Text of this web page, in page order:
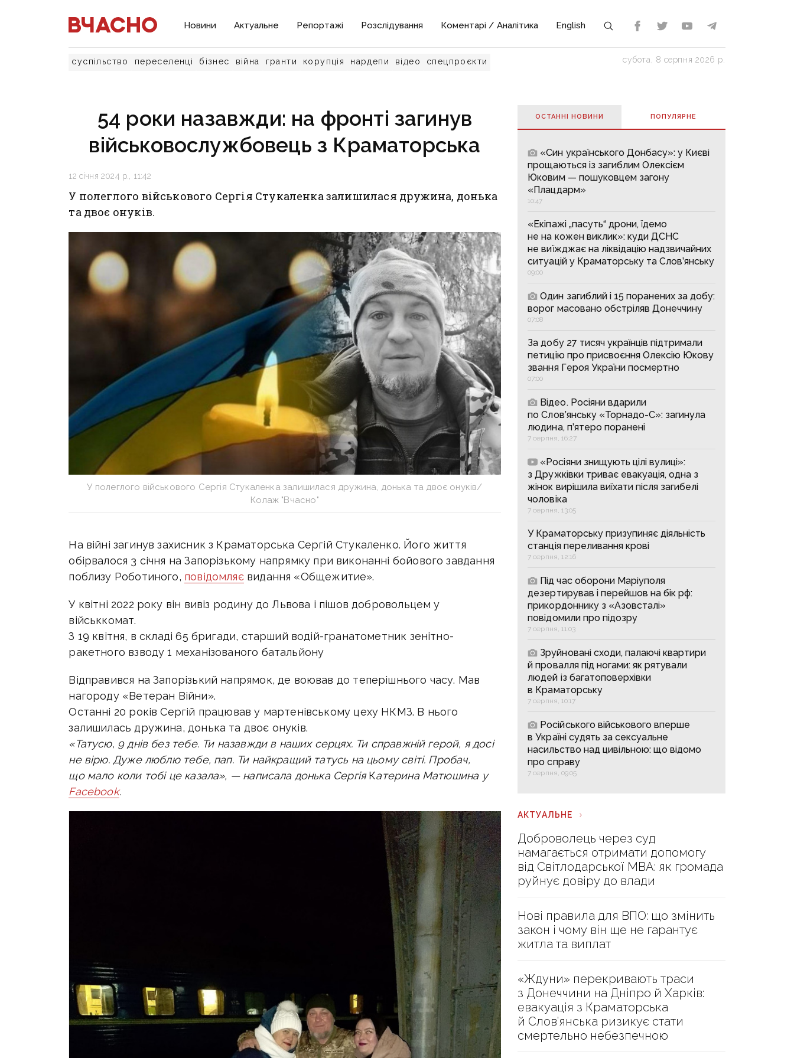
Новини Актуальне Репортажі Розслідування Коментарі / Аналітика English
суспільство переселенці бізнес війна гранти корупція нардепи відео спецпроєкти субота, 8 серпня 2026 р.
54 роки назавжди: на фронті загинув
військовослужбовець з Краматорська
12 січня 2024 р., 11:42
У полеглого військового Сергія Стукаленка залишилася дружина, донька
та двоє онуків.
У полеглого військового Сергія Стукаленка залишилася дружина, донька та двоє онуків/
Колаж "Вчасно"
На війні загинув захисник з Краматорська Сергій Стукаленко. Його життя
обірвалося 3 січня на Запорізькому напрямку при виконанні бойового завдання
поблизу Роботиного, повідомляєвидання «Общежитие».
У квітні 2022 року він вивіз родину до Львова і пішов добровольцем у
військкомат.
З 19 квітня, в складі 65 бригади, старший водій-гранатометник зенітно-
ракетного взводу 1 механізованого батальйону
Відправився на Запорізький напрямок, де воював до теперішнього часу. Мав
нагороду «Ветеран Війни».
Останні 20 років Сергій працював у мартенівському цеху НКМЗ. В нього
залишилась дружина, донька та двоє онуків.
«Татусю, 9 днів без тебе. Ти назавжди в наших серцях. Ти справжній герой, я досі
не вірю. Дуже люблю тебе, пап. Ти найкращий татусь на цьому світі. Пробач,
що мало коли тобі це казала», — написала донька СергіяКатерина Матюшина у
Facebook.
ОСТАННІ НОВИНИ ПОПУЛЯРНE
«Син українського Донбасу»: у Києві
прощаються із загиблим Олексієм
Юковим — пошуковцем загону
«Плацдарм»
10:47
«Екіпажі „пасуть“ дрони, їдемо
не на кожен виклик»: куди ДСНС
не виїжджає на ліквідацію надзвичайних
ситуацій у Краматорську та Слов’янську
09:00
Один загиблий і 15 поранених за добу:
ворог масовано обстріляв Донеччину
07:08
За добу 27 тисяч українців підтримали
петицію про присвоєння Олексію Юкову
звання Героя України посмертно
07:00
Відео. Росіяни вдарили
по Слов’янську «Торнадо-С»: загинула
людина, п’ятеро поранені
7 серпня, 16:27
«Росіяни знищують цілі вулиці»:
з Дружківки триває евакуація, одна з
жінок вирішила виїхати після загибелі
чоловіка
7 серпня, 13:05
У Краматорську призупиняє діяльність
станція переливання крові
7 серпня, 12:16
Під час оборони Маріуполя
дезертирував і перейшов на бік рф:
прикордоннику з «Азовсталі»
повідомили про підозру
7 серпня, 11:03
Зруйновані сходи, палаючі квартири
й провалля під ногами: як рятували
людей із багатоповерхівки
в Краматорську
7 серпня, 10:17
Російського військового вперше
в Україні судять за сексуальне
насильство над цивільною: що відомо
про справу
7 серпня, 09:05
АКТУАЛЬНЕ
Доброволець через суд
намагається отримати допомогу
від Світлодарської МВА: як громада
руйнує довіру до влади
Нові правила для ВПО: що змінить
закон і чому він ще не гарантує
житла та виплат
«Ждуни» перекривають траси
з Донеччини на Дніпро й Харків:
евакуація з Краматорська
й Слов’янська ризикує стати
смертельно небезпечною